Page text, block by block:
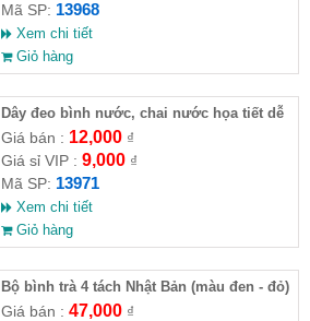
Mã SP: 13968
Xem chi tiết
Giỏ hàng
Dây đeo bình nước, chai nước họa tiết dễ
thương
Giá bán : 12,000₫
Giá sỉ VIP : 9,000₫
Mã SP: 13971
Xem chi tiết
Giỏ hàng
Bộ bình trà 4 tách Nhật Bản (màu đen - đỏ)
Giá bán : 47,000₫